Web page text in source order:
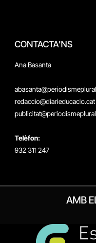
CONTACTA'NS
Ana Basanta
redaccio@diarieducacio.cat
Telèfon:
932 311 247
AMB